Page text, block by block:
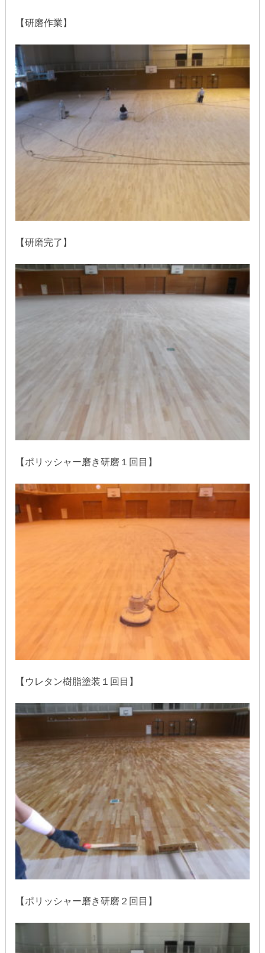
【研磨作業】
【研磨完了】
【ポリッシャー磨き研磨１回目】
【ウレタン樹脂塗装１回目】
【ポリッシャー磨き研磨２回目】